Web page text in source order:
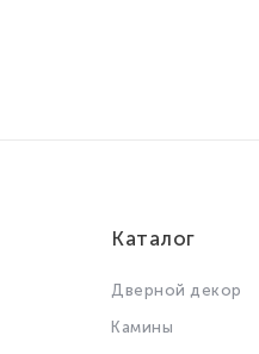
Каталог
Дверной декор
Камины